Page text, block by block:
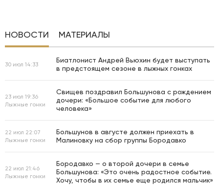
НОВОСТИ МАТЕРИАЛЫ
30 июл 14:33
Биатлонист Андрей Вьюхин будет выступать
в предстоящем сезоне в лыжных гонках
23 июл 19:36
Лыжные гонки
Свищев поздравил Большунова с рождением
дочери: «Большое событие для любого
человека»
22 июл 22:07
Лыжные гонки
Большунов в августе должен приехать в
Малиновку на сбор группы Бородавко
22 июл 21:46
Лыжные гонки
Бородавко — о второй дочери в семье
Большунова: «Это очень радостное событие.
Хочу, чтобы в их семье еще родился мальчик»